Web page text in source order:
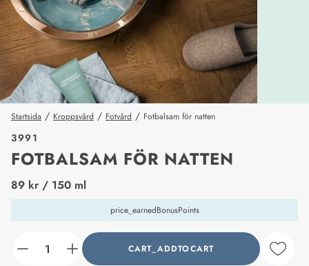
Startsida / Kroppsvård / Fotvård / Fotbalsam för natten
3991
FOTBALSAM FÖR NATTEN
price_label
89 kr / 150 ml
price_earnedBonusPoints
counter_current CART_ADDTOCART